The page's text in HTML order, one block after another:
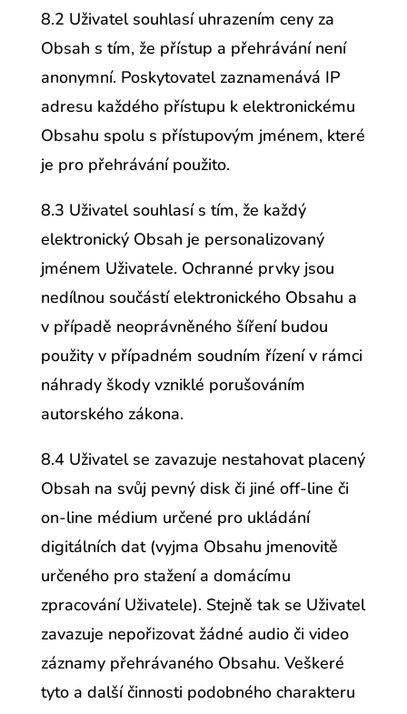
8.2 Uživatel souhlasí uhrazením ceny za
Obsah s tím, že přístup a přehrávání není
anonymní. Poskytovatel zaznamenává IP
adresu každého přístupu k elektronickému
Obsahu spolu s přístupovým jménem, které
je pro přehrávání použito.
8.3 Uživatel souhlasí s tím, že každý
elektronický Obsah je personalizovaný
jménem Uživatele. Ochranné prvky jsou
nedílnou součástí elektronického Obsahu a
v případě neoprávněného šíření budou
použity v případném soudním řízení v rámci
náhrady škody vzniklé porušováním
autorského zákona.
8.4 Uživatel se zavazuje nestahovat placený
Obsah na svůj pevný disk či jiné off-line či
on-line médium určené pro ukládání
digitálních dat (vyjma Obsahu jmenovitě
určeného pro stažení a domácímu
zpracování Uživatele). Stejně tak se Uživatel
zavazuje nepořizovat žádné audio či video
záznamy přehrávaného Obsahu. Veškeré
tyto a další činnosti podobného charakteru